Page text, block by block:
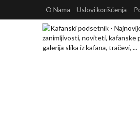
O Nama Uslovi korišćenja